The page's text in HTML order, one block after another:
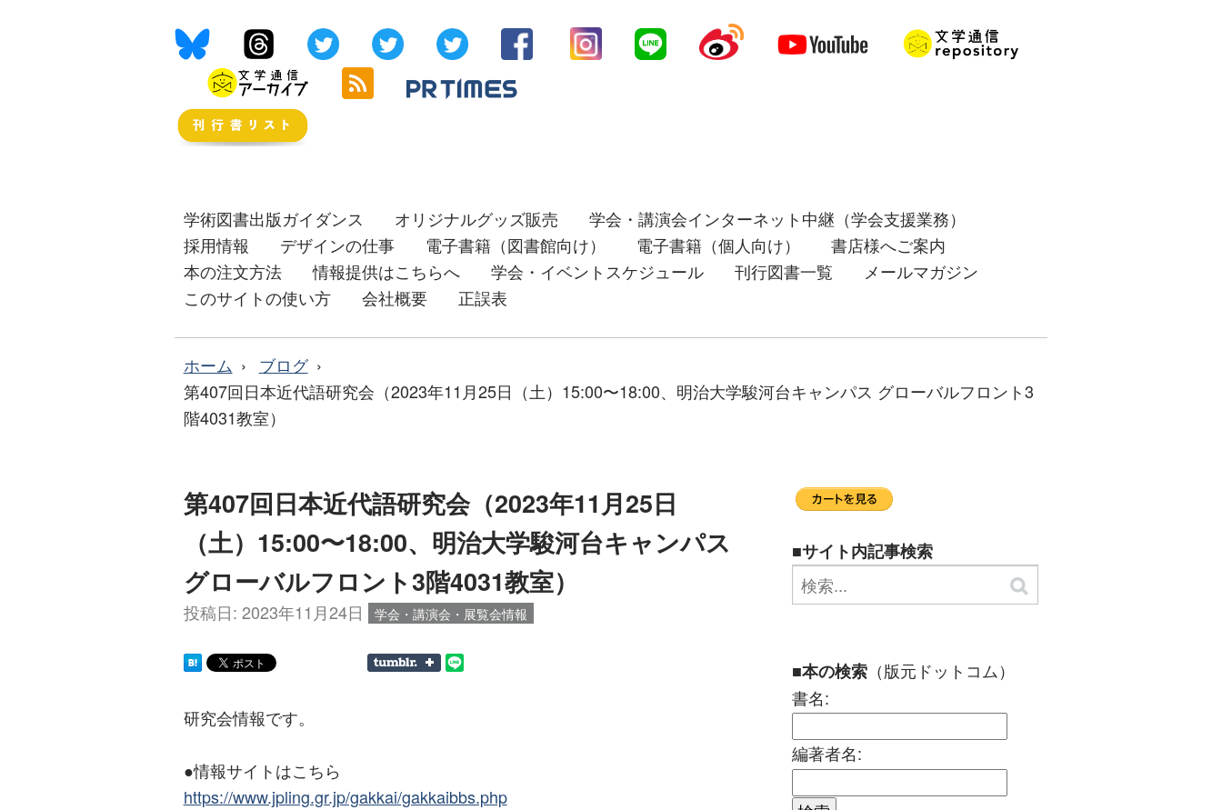
学術図書出版ガイダンス オリジナルグッズ販売
学会・講演会インターネット中継（学会支援業務）
採用情報
デザインの仕事 電子書籍（図書館向け） 電子書籍（個人向け）
書店様へご案内
本の注文方法
情報提供はこちらへ 学会・イベントスケジュール 刊行図書一覧
メールマガジン
このサイトの使い方
会社概要 正誤表
ホーム
ブログ
第407回日本近代語研究会（2023年11月25日（土）15:00〜18:00、明治大学駿河台キャンパス グローバルフロント3
階4031教室）
第407回日本近代語研究会（2023年11月25日
（土）15:00〜18:00、明治大学駿河台キャンパス
グローバルフロント3階4031教室）
投稿日: 2023年11月24日 学会・講演会・展覧会情報
研究会情報です。
●情報サイトはこちら
https://www.jpling.gr.jp/gakkai/gakkaibbs.php
■サイト内記事検索
■本の検索（版元ドットコム）
書名:
編著者名: